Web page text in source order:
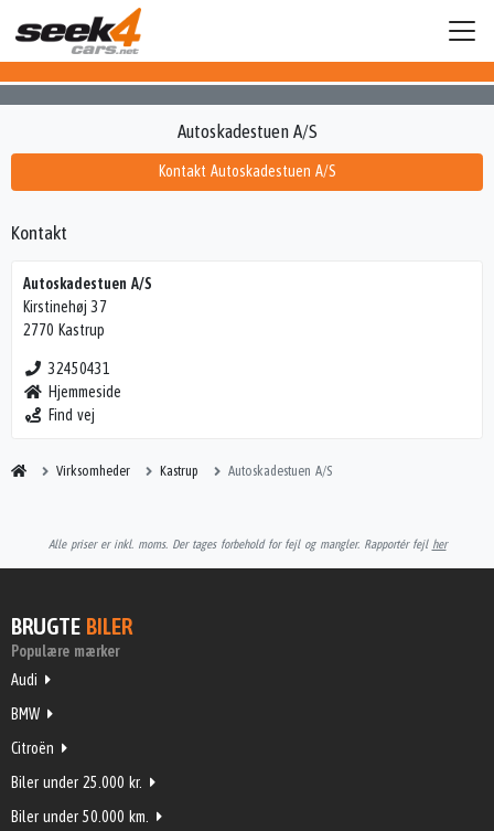
Kontakt Autoskadestuen A/S
Kontakt
Autoskadestuen A/S
Kirstinehøj 37
2770 Kastrup
32450431
Hjemmeside
Find vej
Virksomheder Kastrup Autoskadestuen A/S
Autoskadestuen A/S
Alle priser er inkl. moms. Der tages forbehold for fejl og mangler. Rapportér fejl her
BRUGTE BILER
Populære mærker
Audi
BMW
Citroën
Biler under 25.000 kr.
Biler under 50.000 km.